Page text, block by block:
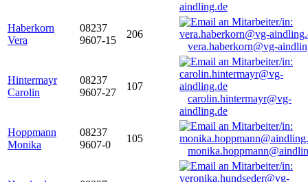
aindling.de
Haberkorn
Vera
08237
9607-15
206
vera.haberkorn@vg-
Hintermayr
Carolin
08237
9607-27
107
carolin.hintermayr@vg-
aindling.de
Hoppmann
Monika
08237
9607-0
105